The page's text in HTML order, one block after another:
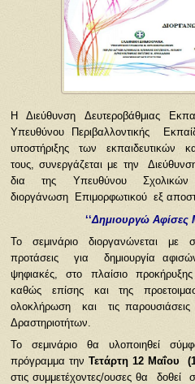
Η Διεύθυνση Δευτεροβάθμιας
Υπευθύνου Περιβαλλοντικής
υποστήριξης των εκπαιδευτικών
τους, συνεργάζεται με την
δια της Υπευθύνου Σχολικών
διοργάνωση Επιμορφωτικού εξ
‘‘Δημιουργώ Αφίσες
Το σεμινάριο διοργανώνεται
προτάσεις για δημιουργία
ψηφιακές, στο πλαίσιο
καθώς επίσης και της
ολοκλήρωση και τις
Δραστηριοτήτων.
Το σεμινάριο θα υλοποιηθεί
πρόγραμμα την Τετάρτη 12 Μαΐου
στις συμμετέχοντες/ουσες θα δοθεί